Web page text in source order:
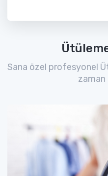
Sana özel profesyonel
zaman